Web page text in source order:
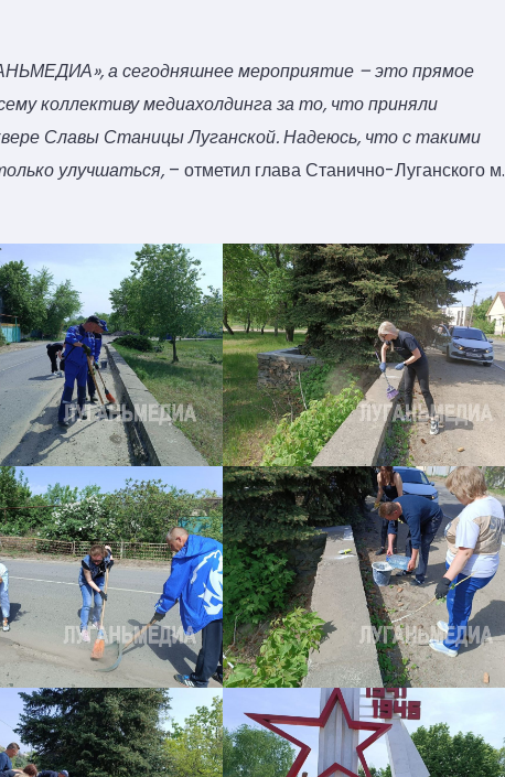
а сегодняшнее мероприятие – это прямое
коллективу медиахолдинга за то, что приняли
Славы Станицы Луганской. Надеюсь, что с такими
улучшаться, – отметил глава Станично-Луганского м.